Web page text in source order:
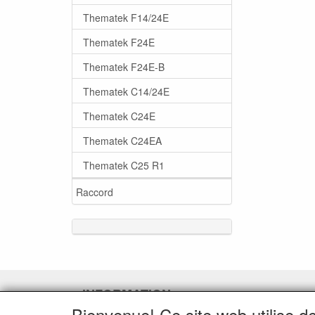
Thematek F14/24E
Thematek F24E
Thematek F24E-B
Thematek C14/24E
Thematek C24E
Thematek C24EA
Thematek C25 R1
Raccord
INFORMATION